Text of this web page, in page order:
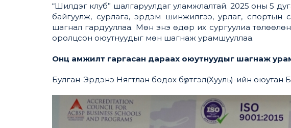
“Шилдэг клуб” шалгаруулдаг уламжлалтай. 2025 оны 5
байгуулж, сурлага, эрдэм шинжилгээ, урлаг, спортын
шагнал гардууллаа. Мөн энэ өдөр их сургуулиа
оролцсон оюутнуудыг мөн шагнаж урамшууллаа.
Онц амжилт гаргасан дараах оюутнуудыг шагнаж
Булган-Эрдэнэ Нягтлан бодох бүртгэл(Хууль)-ийн оюутан